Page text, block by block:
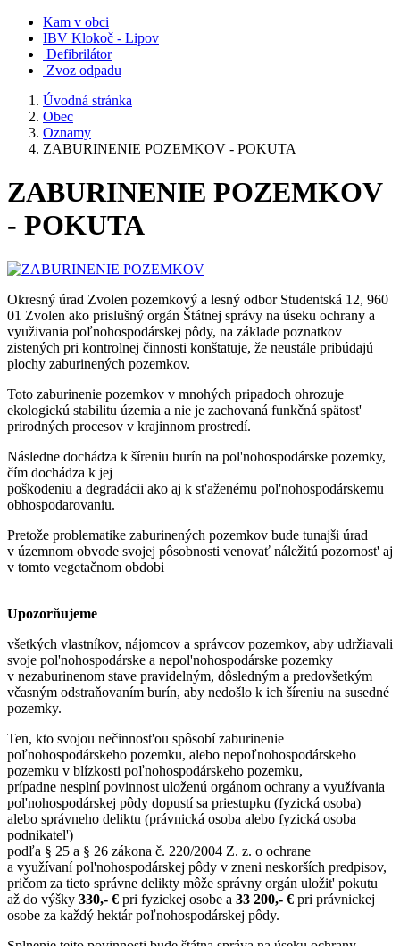
Kam v obci
IBV Klokoč - Lipov
Defibrilátor
Zvoz odpadu
Úvodná stránka
Obec
Oznamy
ZABURINENIE POZEMKOV - POKUTA
ZABURINENIE POZEMKOV
- POKUTA
Okresný úrad Zvolen pozemkový a lesný odbor Studentská 12, 960
01 Zvolen ako prislušný orgán Štátnej správy na úseku ochrany a
využivania poľnohospodárskej pôdy, na základe poznatkov
zistených pri kontrolnej činnosti konštatuje, že neustále pribúdajú
plochy zaburinených pozemkov.
Toto zaburinenie pozemkov v mnohých pripadoch ohrozuje
ekologickú stabilitu územia a nie je zachovaná funkčná spätost'
prirodných procesov v krajinnom prostredí.
Následne dochádza k šíreniu burín na pol'nohospodárske pozemky,
čím dochádza k jej
poškodeniu a degradácii ako aj k st'aženému pol'nohospodárskemu
obhospodarovaniu.
Pretože problematike zaburinených pozemkov bude tunajši úrad
v územnom obvode svojej pôsobnosti venovať náležitú pozornost' aj
v tomto vegetačnom obdobi
Upozorňujeme
všetkých vlastníkov, nájomcov a správcov pozemkov, aby udržiavali
svoje pol'nohospodárske a nepol'nohospodárske pozemky
v nezaburinenom stave pravidelným, dôsledným a predovšetkým
včasným odstraňovaním burín, aby nedošlo k ich šíreniu na susedné
pozemky.
Ten, kto svojou nečinnost'ou spôsobí zaburinenie
poľnohospodárskeho pozemku, alebo nepoľnohospodárskeho
pozemku v blízkosti poľnohospodárskeho pozemku,
prípadne nesplní povinnost uloženú orgánom ochrany a využívania
pol'nohospodárskej pôdy dopustí sa priestupku (fyzická osoba)
alebo správneho deliktu (právnická osoba alebo fyzická osoba
podnikatel')
podľa § 25 a § 26 zákona č. 220/2004 Z. z. o ochrane
a využívaní pol'nohospodárskej pôdy v zneni neskorších predpisov,
pričom za tieto správne delikty môže správny orgán uložit' pokutu
až do výšky 330,- € pri fyzickej osobe a 33 200,- € pri právnickej
osobe za každý hektár poľnohospodárskej pôdy.